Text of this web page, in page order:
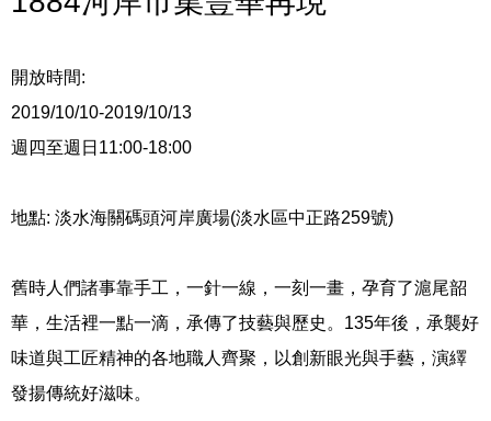
開放時間:
2019/10/10-2019/10/13
週四至週日11:00-18:00
地點: 淡水海關碼頭河岸廣場(淡水區中正路259號)
舊時人們諸事靠手工，一針一線，一刻一畫，孕育了滬尾韶
華，生活裡一點一滴，承傳了技藝與歷史。135年後，承襲好
味道與工匠精神的各地職人齊聚，以創新眼光與手藝，演繹
發揚傳統好滋味。